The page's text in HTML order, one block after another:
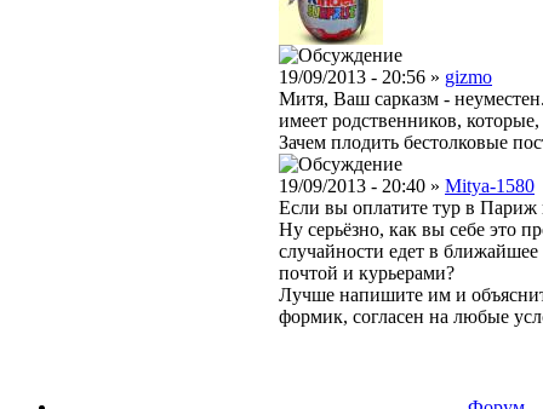
19/09/2013 - 20:56 » gizmo
Митя, Ваш сарказм -
имеет родственников,
Зачем плодить бестолковые
19/09/2013 - 20:40 » Mitya-1580
Если вы оплатите тур в Париж
Ну серьёзно, как вы себе это
случайности едет в
почтой и курьерами?
Лучше напишите им и
формик, согласен на любые